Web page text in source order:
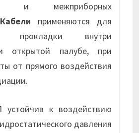
и межприборных
Кабели применяются для
прокладки внутри
открытой палубе, при
от прямого воздействия
устойчив к воздействию
давления